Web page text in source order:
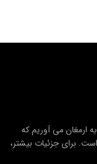
ارمغان می آوریم که
برای جزئیات بیشتر،